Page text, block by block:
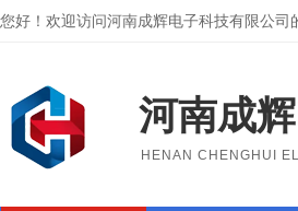
您好！欢迎访问河南成辉电子科技有限公司
河南成
HENAN CHENGHUI